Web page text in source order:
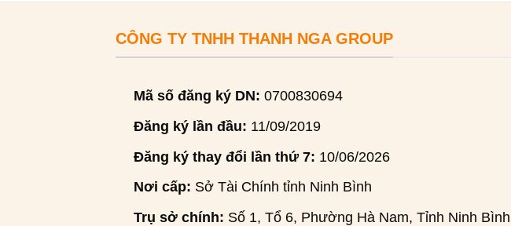
CÔNG TY TNHH THANH NGA GROUP
Mã số đăng ký DN: 0700830694
Đăng ký lần đầu: 11/09/2019
Đăng ký thay đổi lần thứ 7: 10/06/2026
Nơi cấp: Sở Tài Chính tỉnh Ninh Bình
Trụ sở chính: Số 1, Tổ 6, Phường Hà Nam, Tỉnh Ninh Bình